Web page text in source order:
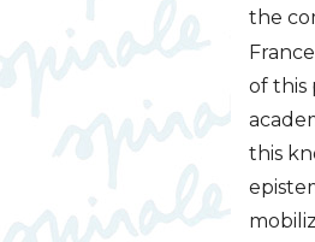
the
of this
this